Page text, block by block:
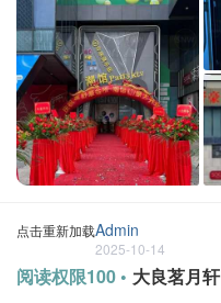
点击重新加载Admin
2025-10-14
阅读权限100 • 大良茗月轩